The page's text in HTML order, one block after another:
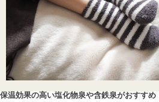
保温効果の高い塩化物泉や含鉄泉がおすすめ